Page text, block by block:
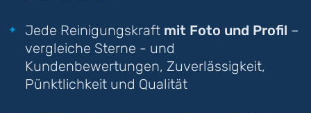
Jede Reinigungskraft mit Foto und Profil –
vergleiche Sterne - und
Kundenbewertungen, Zuverlässigkeit,
Pünktlichkeit und Qualität